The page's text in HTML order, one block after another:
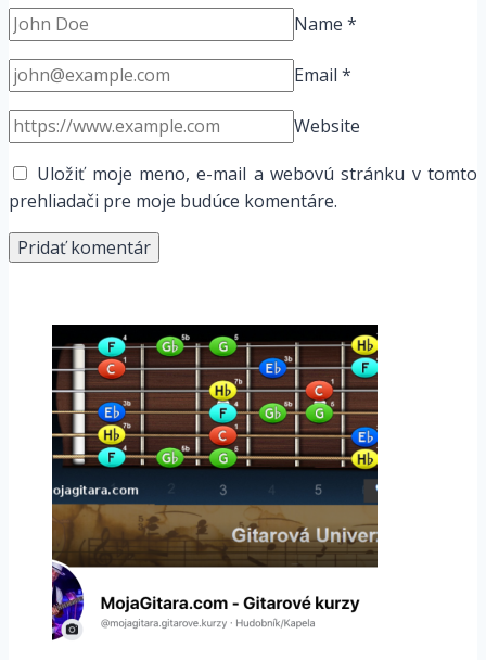
Name *
Email *
Website
Uložiť moje meno, e-mail a webovú stránku v tomto
prehliadači pre moje budúce komentáre.